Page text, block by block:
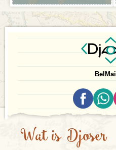
Bel Mail
Wat is Djoser